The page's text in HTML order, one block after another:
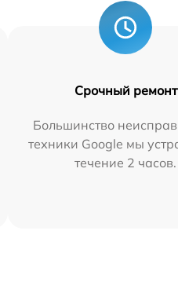
Срочный ремонт
Большинство
техники Google мы
течение 2 часов.